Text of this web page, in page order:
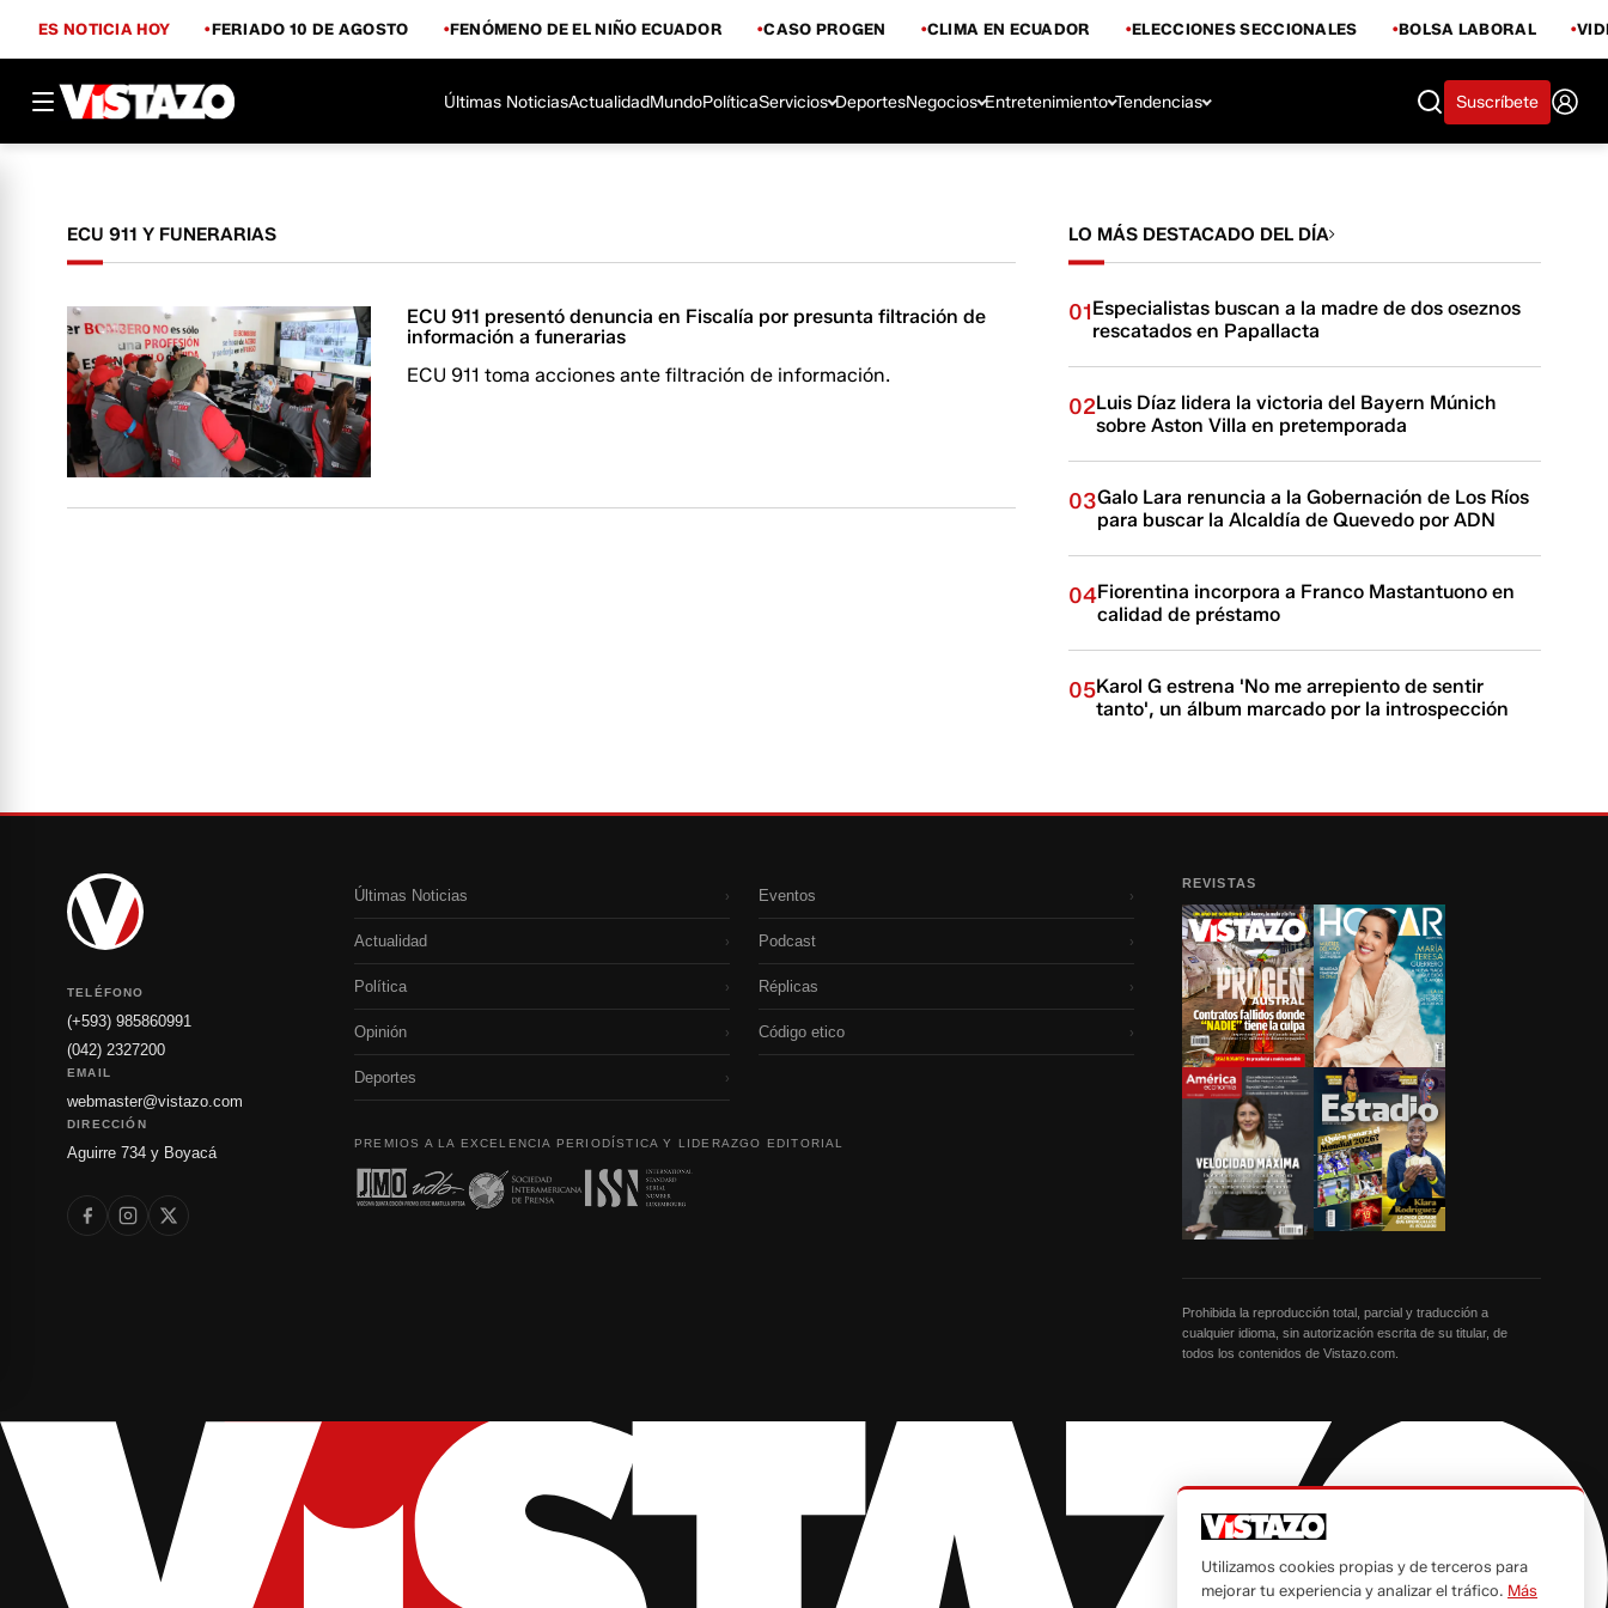
ES NOTICIA HOY FERIADO 10 DE AGOSTO FENÓMENO DE EL NIÑO ECUADOR CASO PROGEN CLIMA EN ECUADOR ELECCIONES SECCIONALES BOLSA LABORAL
Últimas NoticiasActualidadMundoPolíticaServicios DeportesNegocios Entretenimiento Tendencias Suscríbete
ECU 911 Y FUNERARIAS
ECU 911 presentó denuncia en Fiscalía por presunta filtración de
información a funerarias
ECU 911 toma acciones ante filtración de información.
LO MÁS DESTACADO DEL DÍA
01Especialistas buscan a la madre de dos oseznos
rescatados en Papallacta
02Luis Díaz lidera la victoria del Bayern Múnich
sobre Aston Villa en pretemporada
03Galo Lara renuncia a la Gobernación de Los Ríos
para buscar la Alcaldía de Quevedo por ADN
04Fiorentina incorpora a Franco Mastantuono en
calidad de préstamo
05Karol G estrena 'No me arrepiento de sentir
tanto', un álbum marcado por la introspección
TELÉFONO
(+593) 985860991
(042) 2327200
EMAIL
webmaster@vistazo.com
DIRECCIÓN
Aguirre 734 y Boyacá
Últimas Noticias ›
Actualidad ›
Política ›
Opinión ›
Deportes ›
Eventos ›
Podcast ›
Réplicas ›
Código etico ›
PREMIOS A LA EXCELENCIA PERIODÍSTICA Y LIDERAZGO EDITORIAL
REVISTAS
Prohibida la reproducción total, parcial y traducción a
cualquier idioma, sin autorización escrita de su titular, de
todos los contenidos de Vistazo.com.
Utilizamos cookies propias y de terceros para
mejorar tu experiencia y analizar el tráfico. Más